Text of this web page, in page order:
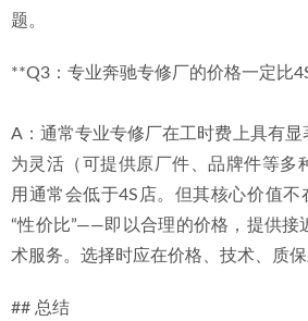
题。
**Q3：专业奔驰专修厂的价格一定比
A：通常专业专修厂在工时费上具有
为灵活（可提供原厂件、品牌件等多
用通常会低于4S店。但其核心价值不
“性价比”——即以合理的价格，提供接
术服务。选择时应在价格、技术、质保
## 总结